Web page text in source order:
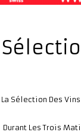
LA Sélection Des Vins
Durant Les Trois